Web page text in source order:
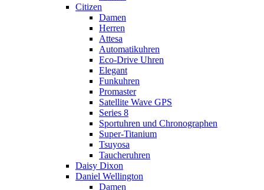
Citizen
Damen
Herren
Attesa
Automatikuhren
Eco-Drive Uhren
Elegant
Funkuhren
Promaster
Satellite Wave GPS
Series 8
Sportuhren und Chronographen
Super-Titanium
Tsuyosa
Taucheruhren
Daisy Dixon
Daniel Wellington
Damen